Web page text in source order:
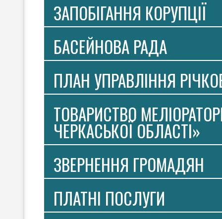
ЗАПОБІГАННЯ КОРУПЦІЇ
БАСЕЙНОВА РАДА
ПЛАН УПРАВЛІННЯ
ТОВАРИСТВО
ЧЕРКАСЬКОЇ ОБЛАСТІ»
ЗВЕРНЕННЯ ГРОМАДЯН
ПЛАТНI ПОСЛУГИ